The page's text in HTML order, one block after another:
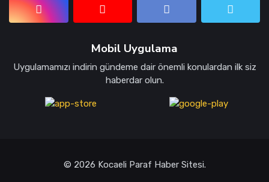
Mobil Uygulama
Uygulamamızı indirin gündeme dair önemli konulardan ilk siz
haberdar olun.
© 2026 Kocaeli Paraf Haber Sitesi.